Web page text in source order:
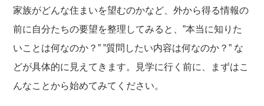
家族がどんな住まいを望むのかなど、外から得る情報の
前に自分たちの要望を整理してみると、”本当に知りた
いことは何なのか？” ”質問したい内容は何なのか？” な
どが具体的に見えてきます。見学に行く前に、まずはこ
んなことから始めてみてください。